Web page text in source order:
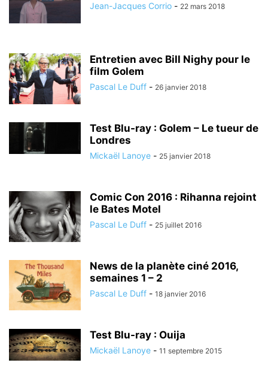
Jean-Jacques Corrio - 22 mars 2018
Entretien avec Bill Nighy pour le
film Golem
Pascal Le Duff - 26 janvier 2018
Test Blu-ray : Golem – Le tueur de
Londres
Mickaël Lanoye - 25 janvier 2018
Comic Con 2016 : Rihanna rejoint
le Bates Motel
Pascal Le Duff - 25 juillet 2016
News de la planète ciné 2016,
semaines 1 – 2
Pascal Le Duff - 18 janvier 2016
Test Blu-ray : Ouija
Mickaël Lanoye - 11 septembre 2015